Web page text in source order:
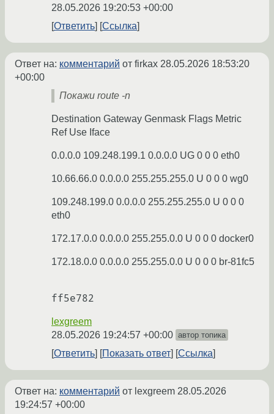
28.05.2026 19:20:53 +00:00
Ответить
Ссылка
Ответ на: комментарий от firkax 28.05.2026 18:53:20
+00:00
Покажи route -n
Destination Gateway Genmask Flags Metric
Ref Use Iface
0.0.0.0 109.248.199.1 0.0.0.0 UG 0 0 0 eth0
10.66.66.0 0.0.0.0 255.255.255.0 U 0 0 0 wg0
109.248.199.0 0.0.0.0 255.255.255.0 U 0 0 0
eth0
172.17.0.0 0.0.0.0 255.255.0.0 U 0 0 0 docker0
172.18.0.0 0.0.0.0 255.255.0.0 U 0 0 0 br-81fc5
lexgreem
28.05.2026 19:24:57 +00:00 автор топика
Ответить Показать ответ Ссылка
Ответ на: комментарий от lexgreem 28.05.2026
19:24:57 +00:00